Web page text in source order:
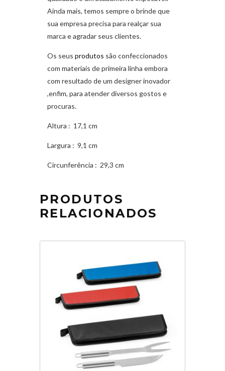
Ainda mais, temos sempre o brinde que
sua empresa precisa para realçar sua
marca e agradar seus clientes.
Os seus produtos são confeccionados
com materiais de primeira linha embora
com resultado de um designer inovador
,enfim, para atender diversos gostos e
procuras.
Altura : 17,1 cm
Largura : 9,1 cm
Circunferência : 29,3 cm
PRODUTOS
RELACIONADOS